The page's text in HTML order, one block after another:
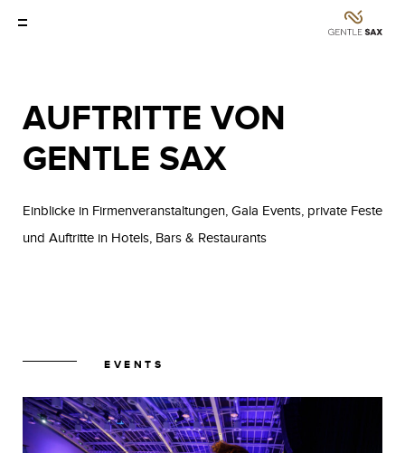
AUFTRITTE VON
GENTLE SAX
Einblicke in Firmenveranstaltungen, Gala Events, private Feste
und Auftritte in Hotels, Bars & Restaurants
EVENTS